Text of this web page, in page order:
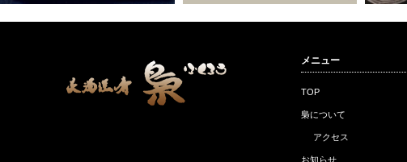
メニュー
TOP
梟について
アクセス
お知らせ